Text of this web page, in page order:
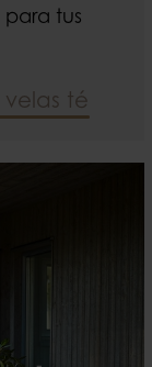
tus
té